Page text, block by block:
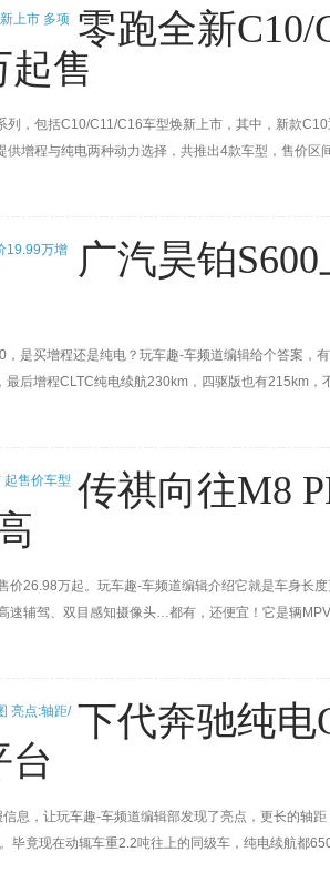
零跑全新C10/
起售
，包括C10/C11/C16车型焕新上市，其中，新款
供增程与纯电两种动力选择，共推出4款车型，售价
广汽昊铂
是买增程还是纯电？玩车趣-车频道编辑给个答案，
最后增程CLTC纯电续航230km，四驱版也有215km
传祺向往M8
价26.98万起。玩车趣-车频道编辑介绍它就是车身长
速辅驾、双目感知摄像头…都有，还便宜！它是辆
下代奔驰纯电
台
息，让玩车趣-车频道编辑部发现了亮点，更长的轴
毕竟现在动辄车重2.2吨往上的同级车，纯电续航都